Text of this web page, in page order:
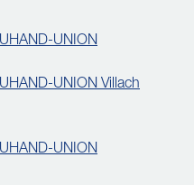
UNION
UNION Villach
UNION